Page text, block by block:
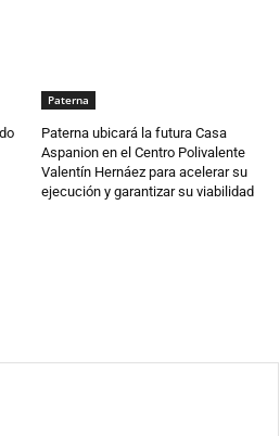
Paterna
Paterna ubicará la futura Casa
Aspanion en el Centro Polivalente
Valentín Hernáez para acelerar su
ejecución y garantizar su viabilidad